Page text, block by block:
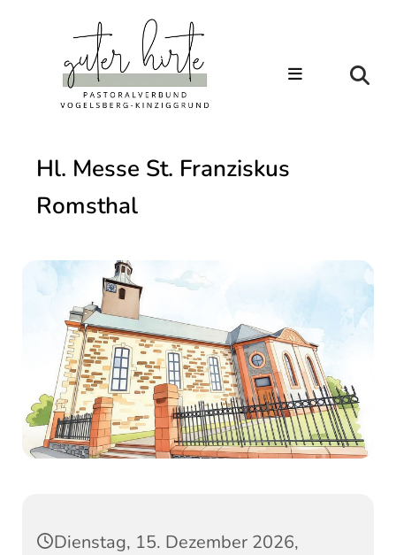
Hl. Messe St. Franziskus
Romsthal
Dienstag, 15. Dezember 2026,